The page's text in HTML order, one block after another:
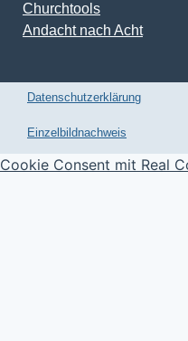
Churchtools
Andacht nach Acht
Datenschutzerklärung
Einzelbildnachweis
Cookie Consent mit Real